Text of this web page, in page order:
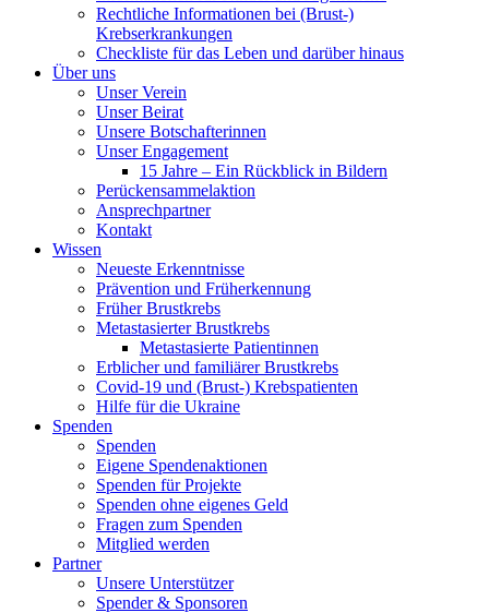
Rechtliche Informationen bei (Brust-)
Krebserkrankungen
Checkliste für das Leben und darüber hinaus
Über uns
Unser Verein
Unser Beirat
Unsere Botschafterinnen
Unser Engagement
15 Jahre – Ein Rückblick in Bildern
Perückensammelaktion
Ansprechpartner
Kontakt
Wissen
Neueste Erkenntnisse
Prävention und Früherkennung
Früher Brustkrebs
Metastasierter Brustkrebs
Metastasierte Patientinnen
Erblicher und familiärer Brustkrebs
Covid-19 und (Brust-) Krebspatienten
Hilfe für die Ukraine
Spenden
Spenden
Eigene Spendenaktionen
Spenden für Projekte
Spenden ohne eigenes Geld
Fragen zum Spenden
Mitglied werden
Partner
Unsere Unterstützer
Spender & Sponsoren